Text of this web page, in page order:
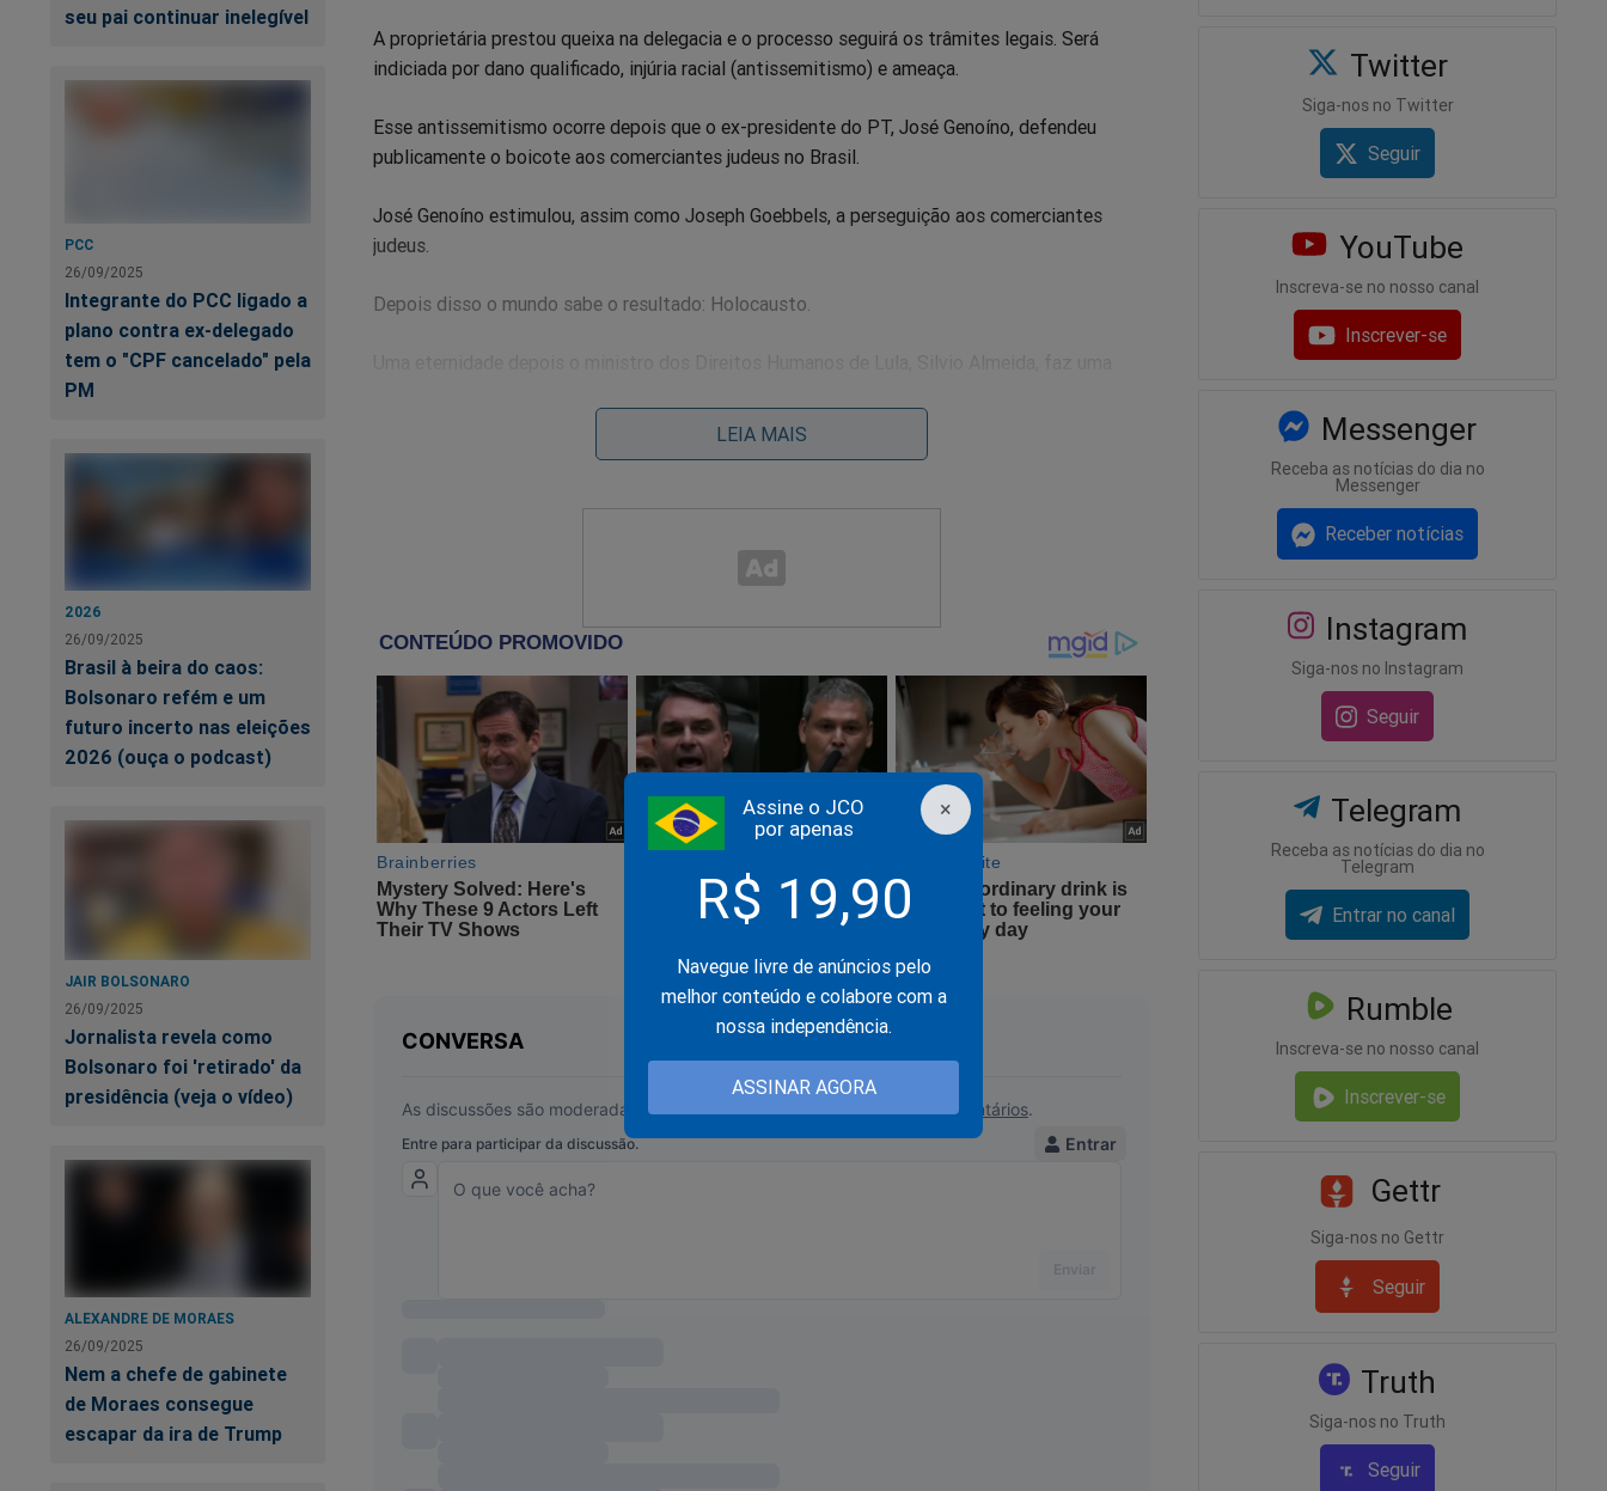
×
Assine o JCO
por apenas
R$ 19,90
Navegue livre de anúncios pelo
melhor conteúdo e colabore com a
nossa independência.
ASSINAR AGORA
seu pai continuar inelegível
PCC
26/09/2025
Integrante do PCC ligado a
plano contra ex-delegado
tem o "CPF cancelado" pela
PM
2026
26/09/2025
Brasil à beira do caos:
Bolsonaro refém e um
futuro incerto nas eleições
2026 (ouça o podcast)
JAIR BOLSONARO
26/09/2025
Jornalista revela como
Bolsonaro foi 'retirado' da
presidência (veja o vídeo)
ALEXANDRE DE MORAES
26/09/2025
Nem a chefe de gabinete
de Moraes consegue
escapar da ira de Trump
A proprietária prestou queixa na delegacia e o processo seguirá os trâmites legais. Será
indiciada por dano qualificado, injúria racial (antissemitismo) e ameaça.
Esse antissemitismo ocorre depois que o ex-presidente do PT, José Genoíno, defendeu
publicamente o boicote aos comerciantes judeus no Brasil.
José Genoíno estimulou, assim como Joseph Goebbels, a perseguição aos comerciantes
judeus.
Depois disso o mundo sabe o resultado: Holocausto.
LEIA MAIS
Twitter
Siga-nos no Twitter
Seguir
YouTube
Inscreva-se no nosso canal
Inscrever-se
Messenger
Receba as notícias do dia no
Messenger
Receber notícias
Instagram
Siga-nos no Instagram
Seguir
Telegram
Receba as notícias do dia no
Telegram
Entrar no canal
Rumble
Inscreva-se no nosso canal
Inscrever-se
Gettr
Siga-nos no Gettr
Seguir
Truth
Siga-nos no Truth
Seguir